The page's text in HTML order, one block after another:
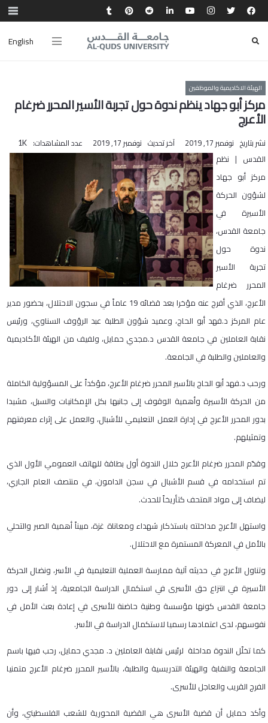
English
الهيئة الاكاديمية والموظفين
مركز أبو جهاد ينظم ندوة حول تجربة الأسير المحرر ضرغام
الأعرج
نشر بتاريخ نوفمبر 17, 2019 آخر تحديث نوفمبر 17, 2019 عدد المشاهدات: 1K
القدس | نظم
مركز أبو جهاد
لشؤون الحركة
الأسيرة في
جامعة القدس،
ندوة حول
تجربة الأسير
المحرر ضرغام
الأعرج، الذي أفرج عنه مؤخرا بعد قضائه 19 عاماً في سجون الاحتلال، بحضور مدير
عام المركز د.فهد أبو الحاج، وعميد شؤون الطلبة عبد الرؤوف السناوي، ورئيس
نقابة العاملين في جامعة القدس د.مجدي حمايل، ولفيف من الهيئة الأكاديمية
والعاملين والطلبة في الجامعة.
ورحب د.فهد أبو الحاج بالأسير المحرر ضرغام الأعرج، مؤكداً على المسؤولية الكاملة
من الحركة الأسيرة وأهمية الوقوف إلى جانبها بكل الإمكانيات والسبل، مشيدا
بدور المحرر الأعرج في إدارة العمل التعليمي للأشبال، والعمل على إثراء معرفتهم
وتمثيلهم.
وقدّم المحرر ضرغام الأعرج خلال الندوة أول بطاقة للهاتف العمومي الأول الذي
تم استخدامه في قسم الأشبال في سجن الدامون، في منتصف العام الجاري،
ليضاف إلى مواد المتحف كتأريخاً للحدث.
واستهل الأعرج مداخلته باستذكار شهداء ومعاناة غزة، مبيناً أهمية الصبر والتحلي
بالأمل في المعركة المستمرة مع الاحتلال.
وتناول الأعرج في حديثه آلية ممارسة العملية التعليمية في الأسر، ونضال الحركة
الأسيرة في انتزاع حق الأسرى في استكمال الدراسة الجامعية، إذ أشار إلى دور
جامعة القدس كونها مؤسسة وطنية حاضنة للأسرى في إعادة بعث الأمل في
نفوسهم، لدى اعتمادها رسميا لاستكمال الدراسة في الأسر.
كما تخلّل الندوة مداخلة لرئيس نقابلة العاملين د. مجدي حمايل، رحب فيها باسم
الجامعة والنقابة والهيئة التدريسية والطلبة، بالأسير المحرر ضرغام الأعرج متمنيا
الفرج القريب والعاجل للأسرى.
وأكد حمايل أن قضية الأسرى هي القضية المحورية للشعب الفلسطيني، وأن